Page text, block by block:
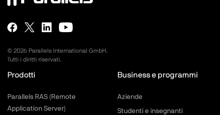
© 2026 Parallels International GmbH.
Tutti i diritti riservati.
Prodotti
Parallels RAS (Remote
Application Server)
Business e programmi
Aziende
Studenti e insegnanti